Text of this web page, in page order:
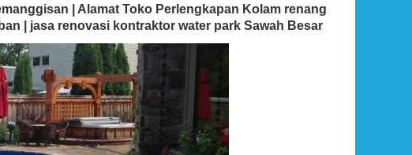
| Alamat Toko Perlengkapan Kolam renang
| jasa renovasi kontraktor water park Sawah Besar